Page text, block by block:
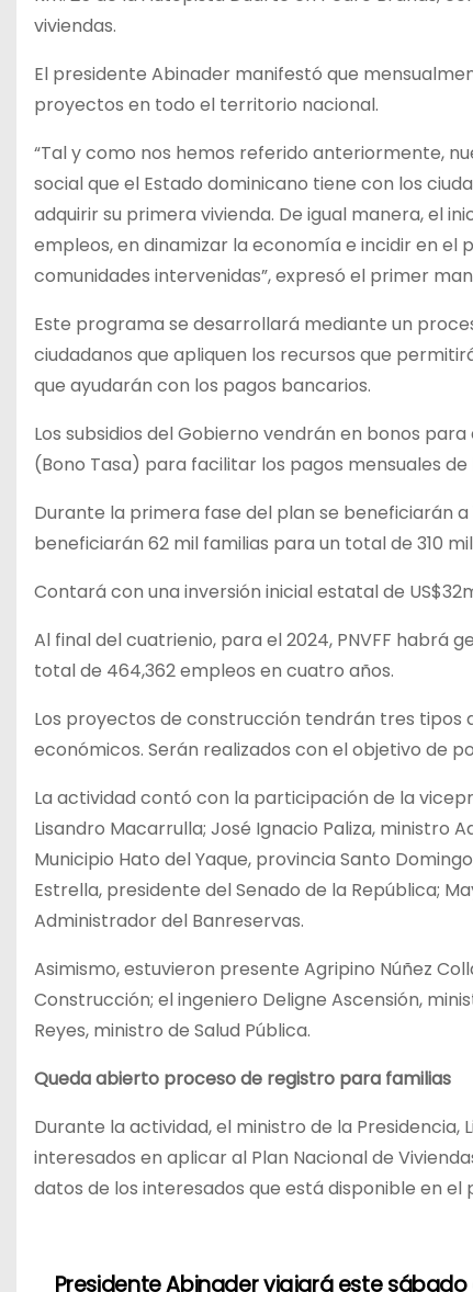
viviendas.
El presidente Abinader manifestó que
proyectos en todo el territorio nacional.
“Tal y como nos hemos referido anteriormente,
social que el Estado dominicano tiene con los
adquirir su primera vivienda. De igual manera, el
empleos, en dinamizar la economía e incidir en
comunidades intervenidas”, expresó el primer
Este programa se desarrollará mediante un
ciudadanos que apliquen los recursos que
que ayudarán con los pagos bancarios.
Los subsidios del Gobierno vendrán en bonos
(Bono Tasa) para facilitar los pagos mensuales
Durante la primera fase del plan se beneficiarán a
beneficiarán 62 mil familias para un total de 310
Contará con una inversión inicial estatal de
Al final del cuatrienio, para el 2024, PNVFF habrá
total de 464,362 empleos en cuatro años.
Los proyectos de construcción tendrán tres tipos
económicos. Serán realizados con el objetivo de
La actividad contó con la participación de la
Lisandro Macarrulla; José Ignacio Paliza, ministro
Municipio Hato del Yaque, provincia Santo
Estrella, presidente del Senado de la República;
Administrador del Banreservas.
Asimismo, estuvieron presente Agripino Núñez
Construcción; el ingeniero Deligne Ascensión,
Reyes, ministro de Salud Pública.
Queda abierto proceso de registro para familias
Durante la actividad, el ministro de la
interesados en aplicar al Plan Nacional de
datos de los interesados que está disponible en
Presidente Abinader viajará este sábado